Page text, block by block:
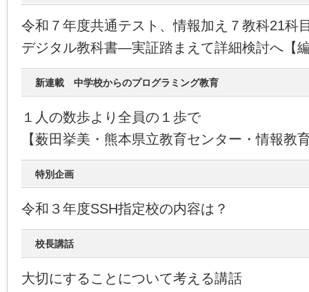
令和７年度共通テスト、情報加え７教科21科
デジタル教科書―実証踏まえて詳細検討へ【
新連載 中学校からのプログラミング教育
１人の数歩より全員の１歩で
【薮田挙美・熊本県立教育センター・情報教
特別企画
令和３年度SSH指定校の内容は？
校長講話
大切にすることについて考える講話